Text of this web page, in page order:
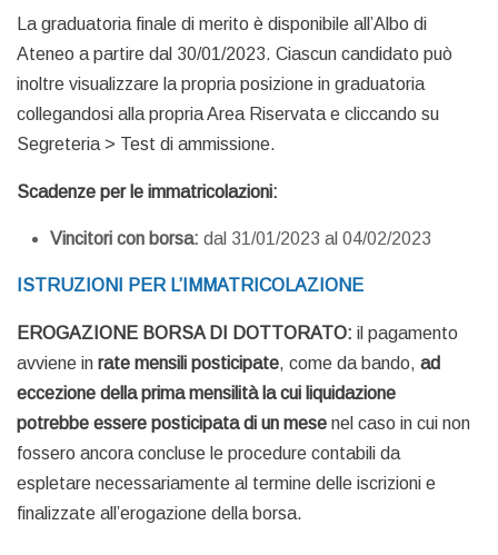
La graduatoria finale di merito è disponibile all’Albo di
Ateneo a partire dal 30/01/2023. Ciascun candidato può
inoltre visualizzare la propria posizione in graduatoria
collegandosi alla propria Area Riservata e cliccando su
Segreteria > Test di ammissione.
Scadenze per le immatricolazioni:
Vincitori con borsa: dal 31/01/2023 al 04/02/2023
ISTRUZIONI PER L’IMMATRICOLAZIONE
EROGAZIONE BORSA DI DOTTORATO: il pagamento
avviene in rate mensili posticipate, come da bando, ad
eccezione della prima mensilità la cui liquidazione
potrebbe essere posticipata di un mese nel caso in cui non
fossero ancora concluse le procedure contabili da
espletare necessariamente al termine delle iscrizioni e
finalizzate all’erogazione della borsa.